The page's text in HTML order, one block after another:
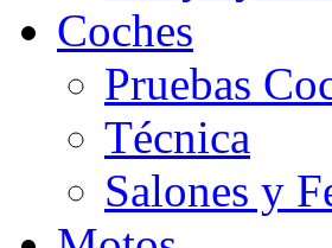
Coches
Pruebas
Técnica
Salones y